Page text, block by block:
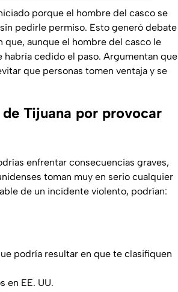
porque el hombre del casco se
pedirle permiso. Esto generó debate
que, aunque el hombre del casco le
cedido el paso. Argumentan que
que personas tomen ventaja y se
Tijuana por provocar
enfrentar consecuencias graves,
toman muy en serio cualquier
de un incidente violento, podrían:
podría resultar en que te clasifiquen
en EE. UU.